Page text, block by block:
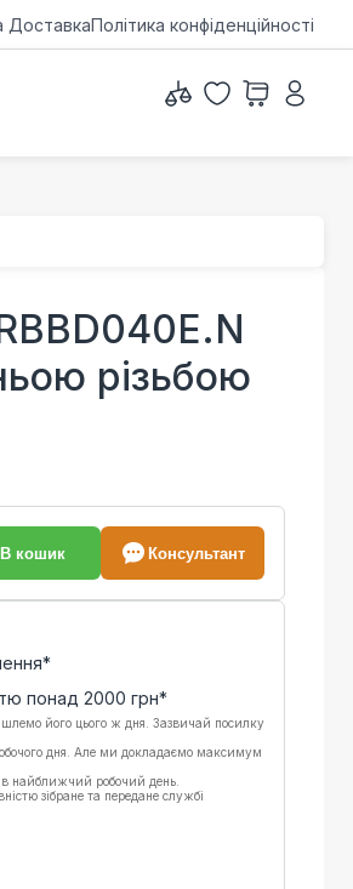
ДоставкаПолітика конфіденційності
різьбою
В кошик Консультант
понад 2000 грн*
його цього ж дня. Зазвичай посилку
дня. Але ми докладаємо максимум
в найближчий робочий день.
зібране та передане службі